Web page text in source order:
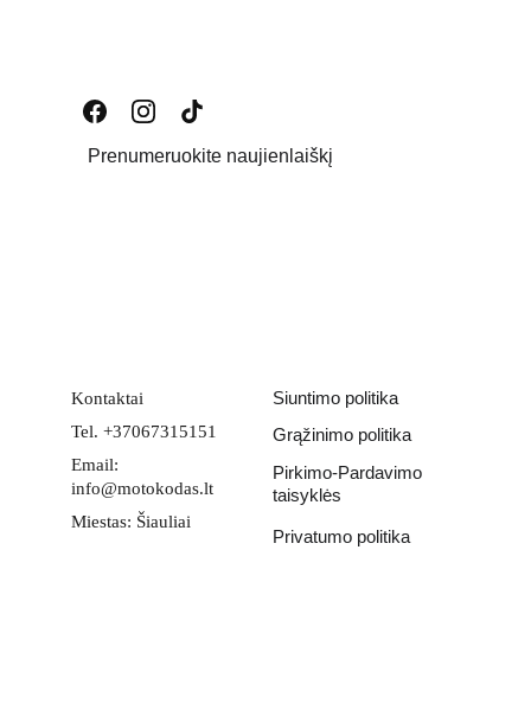
Prenumeruokite naujienlaiškį
Kontaktai
Tel. +37067315151
Email:
info@motokodas.lt
Miestas: Šiauliai
Siuntimo politika
Grąžinimo politika
Pirkimo-Pardavimo
taisyklės
Privatumo politika